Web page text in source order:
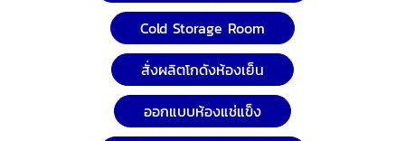
Cold Storage Room
สั่งผลิตโกดังห้องเย็น
ออกแบบห้องแช่แข็ง